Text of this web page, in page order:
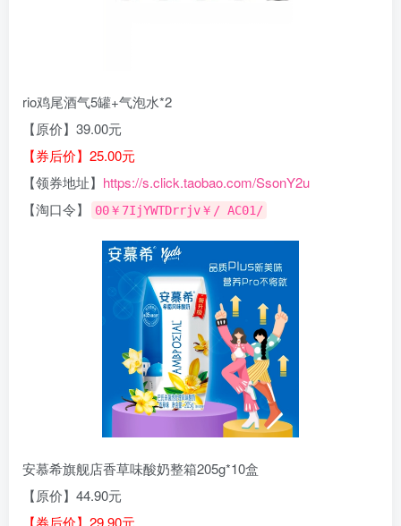
rio鸡尾酒气5罐+气泡水*2
【原价】39.00元
【券后价】25.00元
【领券地址】 https://s.click.taobao.com/SsonY2u
【淘口令】
00￥7IjYWTDrrjv￥/ AC01/
安慕希旗舰店香草味酸奶整箱205g*10盒
【原价】44.90元
【券后价】29.90元